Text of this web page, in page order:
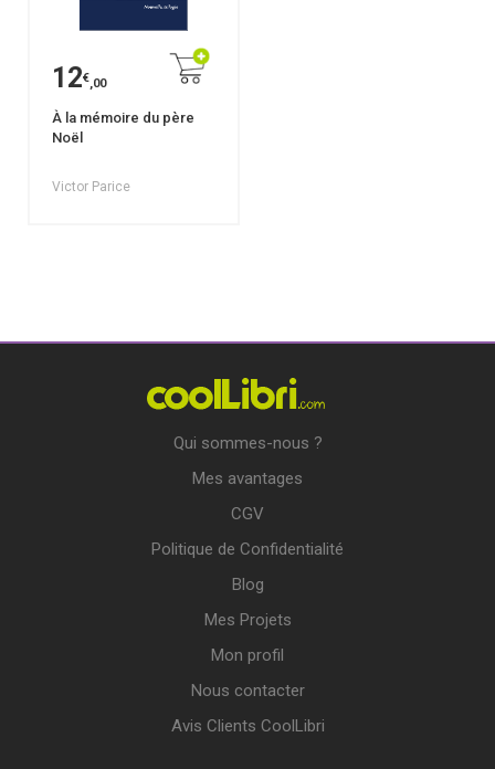
12€,00
À la mémoire du père
Noël
Victor Parice
Qui sommes-nous ?
Mes avantages
CGV
Politique de Confidentialité
Blog
Mes Projets
Mon profil
Nous contacter
Avis Clients CoolLibri